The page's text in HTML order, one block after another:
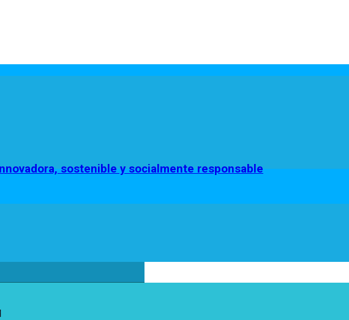
sostenible y socialmente responsable